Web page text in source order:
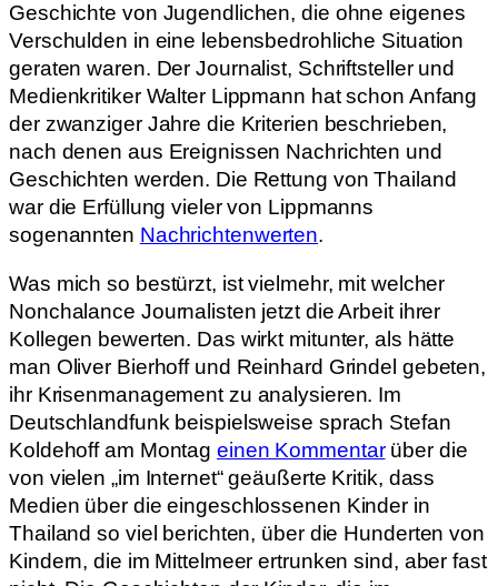
Geschichte von Jugendlichen, die ohne eigenes
Verschulden in eine lebensbedrohliche Situation
geraten waren. Der Journalist, Schriftsteller und
Medienkritiker Walter Lippmann hat schon Anfang
der zwanziger Jahre die Kriterien beschrieben,
nach denen aus Ereignissen Nachrichten und
Geschichten werden. Die Rettung von Thailand
war die Erfüllung vieler von Lippmanns
sogenannten Nachrichtenwerten.
Was mich so bestürzt, ist vielmehr, mit welcher
Nonchalance Journalisten jetzt die Arbeit ihrer
Kollegen bewerten. Das wirkt mitunter, als hätte
man Oliver Bierhoff und Reinhard Grindel gebeten,
ihr Krisenmanagement zu analysieren. Im
Deutschlandfunk beispielsweise sprach Stefan
Koldehoff am Montag einen Kommentarüber die
von vielen „im Internet“ geäußerte Kritik, dass
Medien über die eingeschlossenen Kinder in
Thailand so viel berichten, über die Hunderten von
Kindern, die im Mittelmeer ertrunken sind, aber fast